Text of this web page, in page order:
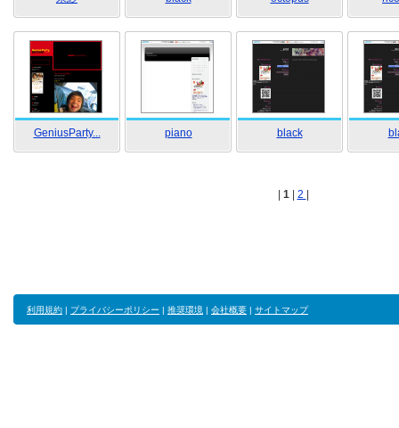
GeniusParty... piano black
1 2
利用規約 | プライバシーポリシー | 推奨環境 | 会社概要 | サイトマップ